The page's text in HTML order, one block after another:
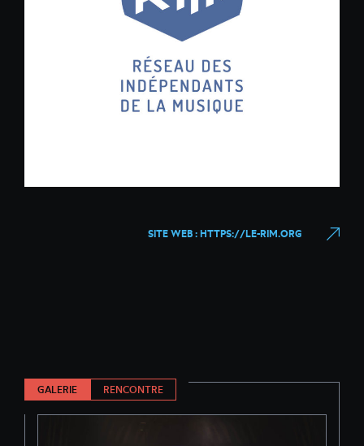
SITE WEB : HTTPS://LE-RIM.ORG
GALERIE RENCONTRE